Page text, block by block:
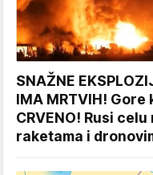
SNAŽNE
IMA MRTVIH! Gore
CRVENO! Rusi
raketama i